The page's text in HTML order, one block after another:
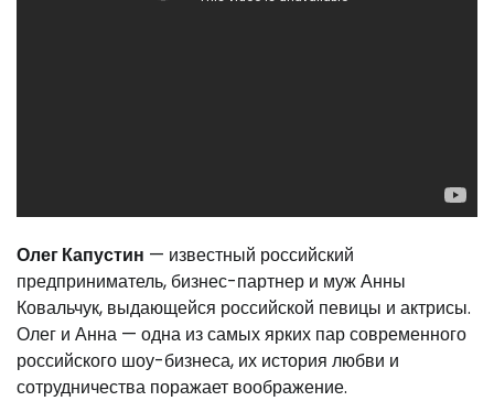
Олег Капустин — известный российский
предприниматель, бизнес-партнер и муж Анны
Ковальчук, выдающейся российской певицы и актрисы.
Олег и Анна — одна из самых ярких пар современного
российского шоу-бизнеса, их история любви и
сотрудничества поражает воображение.